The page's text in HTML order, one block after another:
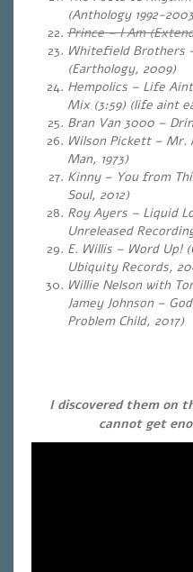
(Anthology 1992-
Prince – I Am
Whitefield Brothers
(Earthology, 2009)
Hempolics – Life
Mix (3:59) (life aint
Bran Van 3000 –
Wilson Pickett – Mr.
Man, 1973)
Kinny – You from
Soul, 2012)
Roy Ayers – Liquid
Unreleased
E. Willis – Word Up!
Ubiquity Records,
Willie Nelson with
Jamey Johnson –
Problem Child, 2017)
I discovered them on
cannot get